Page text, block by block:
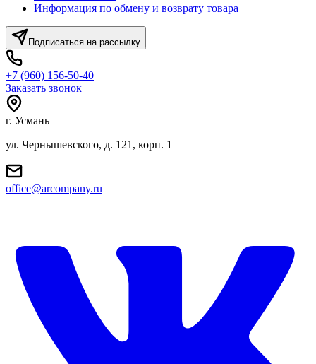
Информация по обмену и возврату товара
Подписаться на рассылку
+7 (960) 156-50-40
Заказать звонок
г. Усмань
ул. Чернышевского, д. 121, корп. 1
office@arcompany.ru